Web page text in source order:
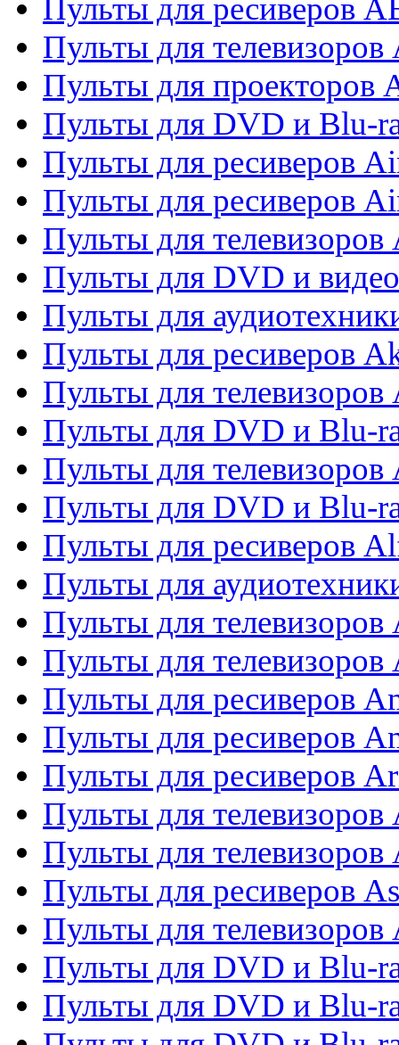
Пульты для ресиверов
Пульты для телевизоров
Пульты для проекторов
Пульты для DVD и Blu-
Пульты для ресиверов
Пульты для ресиверов
Пульты для телевизоров
Пульты для DVD и
Пульты для
Пульты для ресиверов
Пульты для телевизоров
Пульты для DVD и Blu-
Пульты для
Пульты для DVD и Blu-
Пульты для ресиверов
Пульты для
Пульты для
Пульты для
Пульты для ресиверов
Пульты для ресиверов
Пульты для ресиверов
Пульты для
Пульты для телевизоров
Пульты для ресиверов
Пульты для телевизоров
Пульты для DVD и Blu-
Пульты для DVD и Blu-